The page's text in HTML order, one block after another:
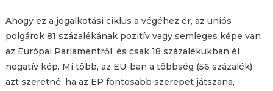
Ahogy ez a jogalkotási ciklus a végéhez ér, az uniós
polgárok 81 százalékának pozitív vagy semleges képe van
az Európai Parlamentről, és csak 18 százalékukban él
negatív kép. Mi több, az EU-ban a többség (56 százalék)
azt szeretné, ha az EP fontosabb szerepet játszana,